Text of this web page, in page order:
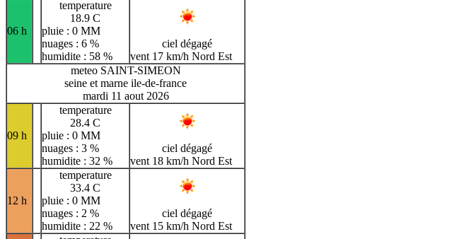
06 h
temperature
18.9 C
pluie : 0 MM
nuages : 6 %
humidite : 58 %
ciel dégagé
vent 17 km/h Nord Est
meteo SAINT-SIMEON
seine et marne ile-de-france
mardi 11 aout 2026
09 h
temperature
28.4 C
pluie : 0 MM
nuages : 3 %
humidite : 32 %
ciel dégagé
vent 18 km/h Nord Est
12 h
temperature
33.4 C
pluie : 0 MM
nuages : 2 %
humidite : 22 %
ciel dégagé
vent 15 km/h Nord Est